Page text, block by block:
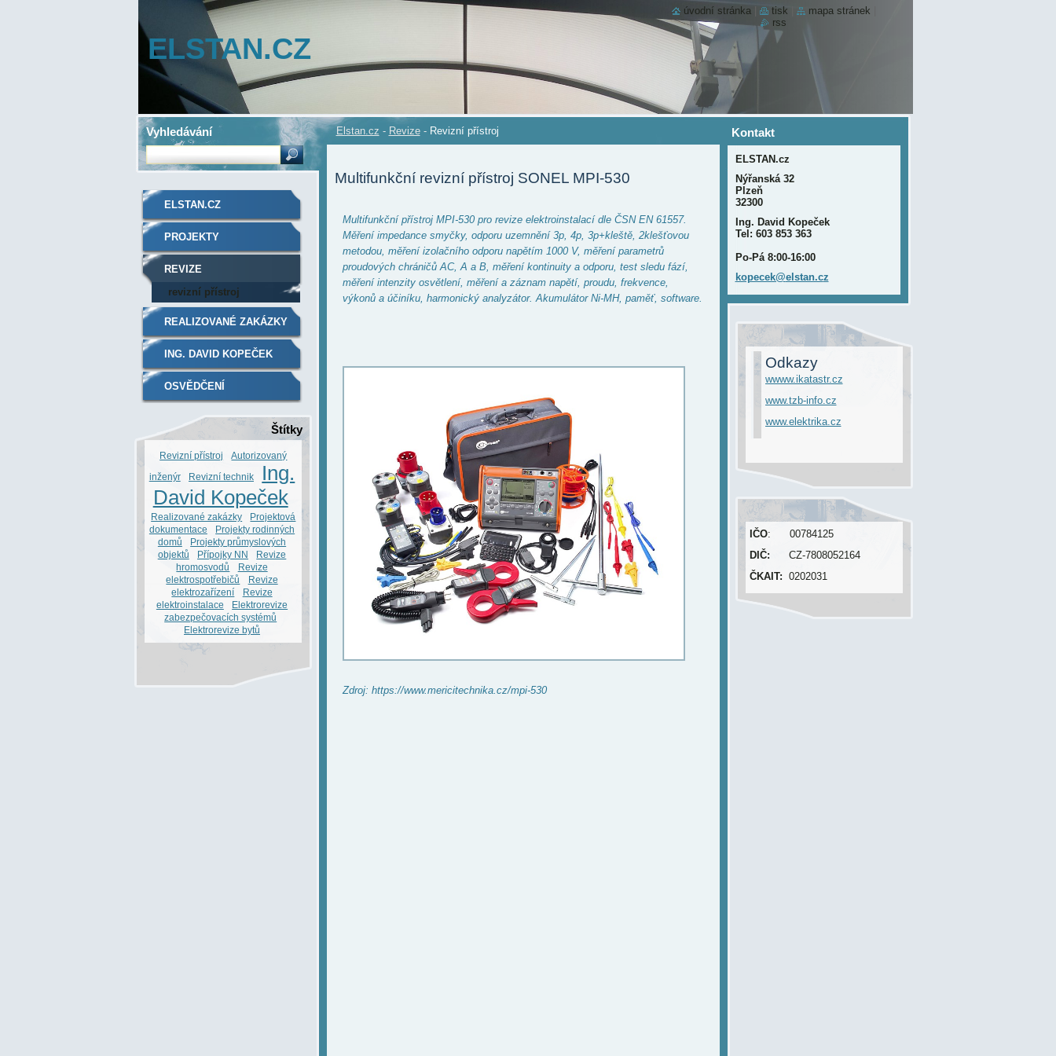
ELSTAN.CZ
Elstan.cz - Revize - Revizní přístroj
Multifunkční revizní přístroj SONEL MPI-530
Multifunkční přístroj MPI-530 pro revize elektroinstalací dle ČSN EN 61557.
Měření impedance smyčky, odporu uzemnění 3p, 4p, 3p+kleště, 2klešťovou
metodou, měření izolačního odporu napětím 1000 V, měření parametrů
proudových chráničů AC, A a B, měření kontinuity a odporu, test sledu fází,
měření intenzity osvětlení, měření a záznam napětí, proudu, frekvence,
výkonů a účiníku, harmonický analyzátor. Akumulátor Ni-MH, paměť, software.
Zdroj: https://www.mericitechnika.cz/mpi-530
ELSTAN.CZ
PROJEKTY
REVIZE
revizní přístroj
REALIZOVANÉ ZAKÁZKY
ING. DAVID KOPEČEK
OSVĚDČENÍ
Štítky
Revizní přístroj Autorizovaný
inženýr Revizní technik
Ing.
David Kopeček
Realizované zakázky
Projektová
dokumentace
Projekty rodinných
domů
Projekty průmyslových
objektů
Přípojky NN
Revize
hromosvodů
Revize
elektrospotřebičů
Revize
elektrozařízení
Revize
elektroinstalace
Elektrorevize
zabezpečovacích systémů
Elektrorevize bytů
Kontakt
ELSTAN.cz
Nýřanská 32
Plzeň
32300
Ing. David Kopeček
Tel: 603 853 363
Po-Pá 8:00-16:00
kopecek@elstan.cz
Odkazy
wwww.ikatastr.cz
www.tzb-info.cz
www.elektrika.cz
IČO: 00784125
DIČ:
CZ-7808052164
ČKAIT: 0202031
Vyhledávání
úvodní stránka tisk mapa stránek
rss